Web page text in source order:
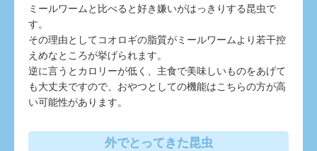
ミールワームと比べると好き嫌いがはっきりする昆虫で
す。
その理由としてコオロギの脂質がミールワームより若干控
えめなところが挙げられます。
逆に言うとカロリーが低く、主食で美味しいものをあげて
も大丈夫ですので、おやつとしての機能はこちらの方が高
い可能性があります。
外でとってきた昆虫